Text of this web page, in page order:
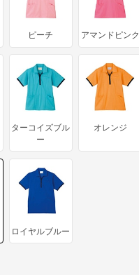
ピーチ アマンドピンク
ターコイズブル
ー
オレンジ
ロイヤルブルー